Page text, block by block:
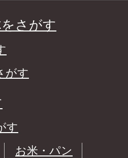
さがす
がす
す
お米・パン